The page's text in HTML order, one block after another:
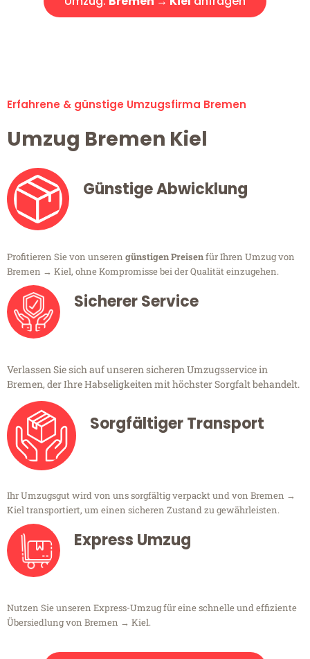
Erfahrene & günstige Umzugsfirma Bremen
Umzug Bremen Kiel
Günstige Abwicklung
Profitieren Sie von unseren günstigen Preisenfür Ihren Umzug von
Bremen → Kiel, ohne Kompromisse bei der Qualität einzugehen.
Sicherer Service
Verlassen Sie sich auf unseren sicheren Umzugsservice in
Bremen, der Ihre Habseligkeiten mit höchster Sorgfalt behandelt.
Sorgfältiger Transport
Ihr Umzugsgut wird von uns sorgfältig verpackt und von Bremen →
Kiel transportiert, um einen sicheren Zustand zu gewährleisten.
Express Umzug
Nutzen Sie unseren Express-Umzug für eine schnelle und effiziente
Übersiedlung von Bremen → Kiel.